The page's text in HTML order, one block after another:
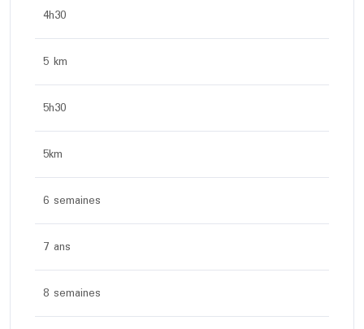
4h30
5 km
5h30
5km
6 semaines
7 ans
8 semaines